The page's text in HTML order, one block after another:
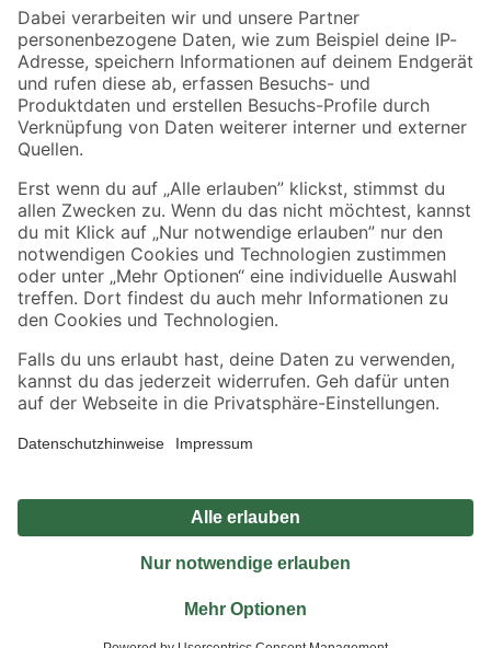
Zahlungsarten Versandarten
Sicher einkaufen
Jetzt die toom-App herunterladen
Alle Preisangaben in EUR inkl. gesetzl. MwSt.. Die dargestellten Angebote sind unter
Umständen nicht in allen Märkten verfügbar. Die angegebenen Verfügbarkeiten beziehen
Produkte nur solange der Vorrat reicht.
*Paketversand ab 59 € versandkostenfrei, gilt nicht für Artikel mit Speditionsversand, hier
Privatsphäre Impressum
Nutzungsbedingungen
Widerrufsrecht
Vertrag widerrufen
© 2026 toom Baumarkt GmbH